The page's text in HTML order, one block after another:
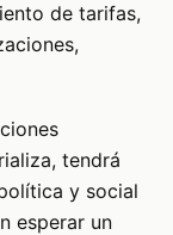
de tarifas,
tendrá
y social
esperar un